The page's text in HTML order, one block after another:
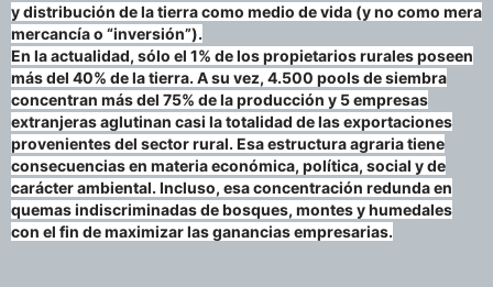
y distribución de la tierra como medio de vida (y no como mera
mercancía o “inversión”).
En la actualidad, sólo el 1% de los propietarios rurales poseen
más del 40% de la tierra. A su vez, 4.500 pools de siembra
concentran más del 75% de la producción y 5 empresas
extranjeras aglutinan casi la totalidad de las exportaciones
provenientes del sector rural. Esa estructura agraria tiene
consecuencias en materia económica, política, social y de
carácter ambiental. Incluso, esa concentración redunda en
quemas indiscriminadas de bosques, montes y humedales
con el fin de maximizar las ganancias empresarias.